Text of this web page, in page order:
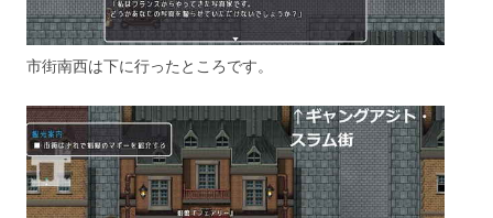
市街南西は下に行ったところです。